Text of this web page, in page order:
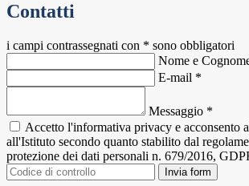
Contatti
i campi contrassegnati con * sono obbligatori
Nome e
E-mail *
Messaggio *
Accetto l'informativa privacy e acconsento
all'Istituto secondo quanto stabilito dal
protezione dei dati personali n. 679/2016,
Invia form